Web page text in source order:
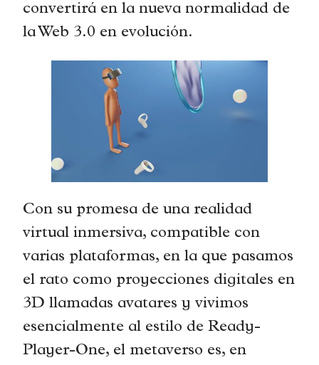
convertirá en la nueva normalidad de
la Web 3.0 en evolución.
Con su promesa de una realidad
virtual inmersiva, compatible con
varias plataformas, en la que pasamos
el rato como proyecciones digitales en
3D llamadas avatares y vivimos
esencialmente al estilo de Ready-
Player-One, el metaverso es, en